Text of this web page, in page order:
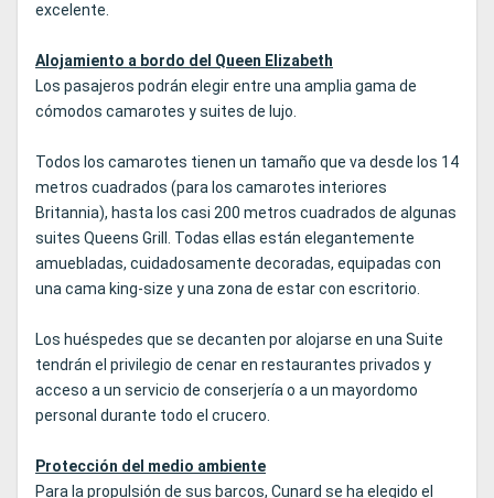
excelente.
Alojamiento a bordo del Queen Elizabeth
Los pasajeros podrán elegir entre una amplia gama de
cómodos camarotes y suites de lujo.
Todos los camarotes tienen un tamaño que va desde los 14
metros cuadrados (para los camarotes interiores
Britannia), hasta los casi 200 metros cuadrados de algunas
suites Queens Grill. Todas ellas están elegantemente
amuebladas, cuidadosamente decoradas, equipadas con
una cama king-size y una zona de estar con escritorio.
Los huéspedes que se decanten por alojarse en una Suite
tendrán el privilegio de cenar en restaurantes privados y
acceso a un servicio de conserjería o a un mayordomo
personal durante todo el crucero.
Protección del medio ambiente
Para la propulsión de sus barcos, Cunard se ha elegido el